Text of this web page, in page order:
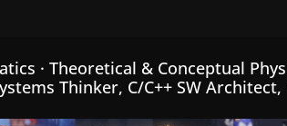
· Theoretical & Conceptual
Thinker, C/C++ SW